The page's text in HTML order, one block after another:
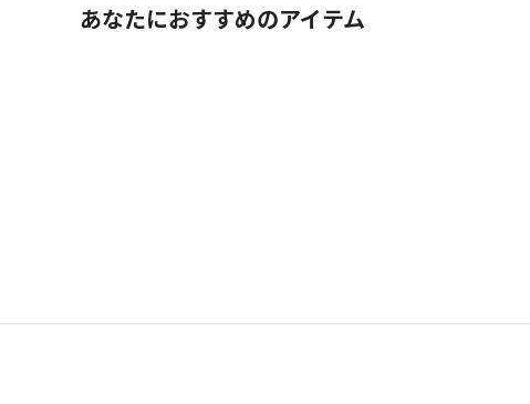
あなたにおすすめのアイテム